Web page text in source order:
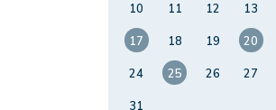
10
11 12 13
17
18 19 20
24
25 26 27
31